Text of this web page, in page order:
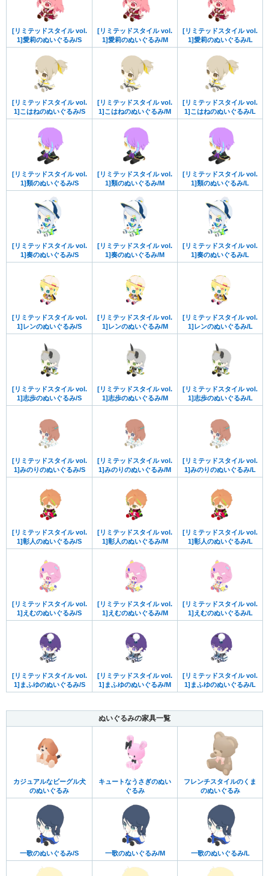
[リミテッドスタイル vol.
1]愛莉のぬいぐるみ/S
[リミテッドスタイル vol.
1]愛莉のぬいぐるみ/M
[リミテッドスタイル vol.
1]愛莉のぬいぐるみ/L
[リミテッドスタイル vol.
1]こはねのぬいぐるみ/S
[リミテッドスタイル vol.
1]こはねのぬいぐるみ/M
[リミテッドスタイル vol.
1]こはねのぬいぐるみ/L
[リミテッドスタイル vol.
1]類のぬいぐるみ/S
[リミテッドスタイル vol.
1]類のぬいぐるみ/M
[リミテッドスタイル vol.
1]類のぬいぐるみ/L
[リミテッドスタイル vol.
1]奏のぬいぐるみ/S
[リミテッドスタイル vol.
1]奏のぬいぐるみ/M
[リミテッドスタイル vol.
1]奏のぬいぐるみ/L
[リミテッドスタイル vol.
1]レンのぬいぐるみ/S
[リミテッドスタイル vol.
1]レンのぬいぐるみ/M
[リミテッドスタイル vol.
1]レンのぬいぐるみ/L
[リミテッドスタイル vol.
1]志歩のぬいぐるみ/S
[リミテッドスタイル vol.
1]志歩のぬいぐるみ/M
[リミテッドスタイル vol.
1]志歩のぬいぐるみ/L
[リミテッドスタイル vol.
1]みのりのぬいぐるみ/S
[リミテッドスタイル vol.
1]みのりのぬいぐるみ/M
[リミテッドスタイル vol.
1]みのりのぬいぐるみ/L
[リミテッドスタイル vol.
1]彰人のぬいぐるみ/S
[リミテッドスタイル vol.
1]彰人のぬいぐるみ/M
[リミテッドスタイル vol.
1]彰人のぬいぐるみ/L
[リミテッドスタイル vol.
1]えむのぬいぐるみ/S
[リミテッドスタイル vol.
1]えむのぬいぐるみ/M
[リミテッドスタイル vol.
1]えむのぬいぐるみ/L
[リミテッドスタイル vol.
1]まふゆのぬいぐるみ/S
[リミテッドスタイル vol.
1]まふゆのぬいぐるみ/M
[リミテッドスタイル vol.
1]まふゆのぬいぐるみ/L
ぬいぐるみの家具一覧
カジュアルなビーグル犬
のぬいぐるみ
キュートなうさぎのぬい
ぐるみ
フレンチスタイルのくま
のぬいぐるみ
一歌のぬいぐるみ/S 一歌のぬいぐるみ/M 一歌のぬいぐるみ/L